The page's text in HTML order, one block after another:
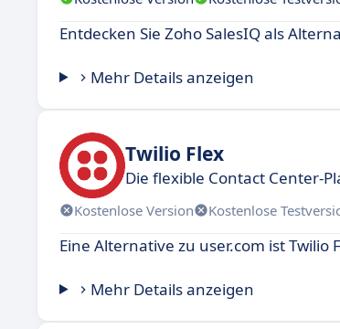
Entdecken Sie Zoho SalesIQ als
Mehr Details anzeigen
Twilio Flex
Die flexible Contact Center-
Kostenlose Version Kostenlose
Eine Alternative zu user.com ist Twilio
Mehr Details anzeigen